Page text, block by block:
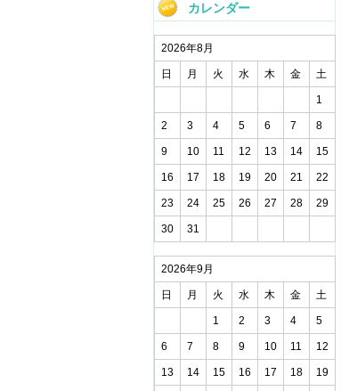
カレンダー
2026年8月
日 月 火 水 木 金 土
1
2 3 4 5 6 7 8
9 10 11 12 13 14 15
16 17 18 19 20 21 22
23 24 25 26 27 28 29
30 31
2026年9月
日 月 火 水 木 金 土
1 2 3 4 5
6 7 8 9 10 11 12
13 14 15 16 17 18 19